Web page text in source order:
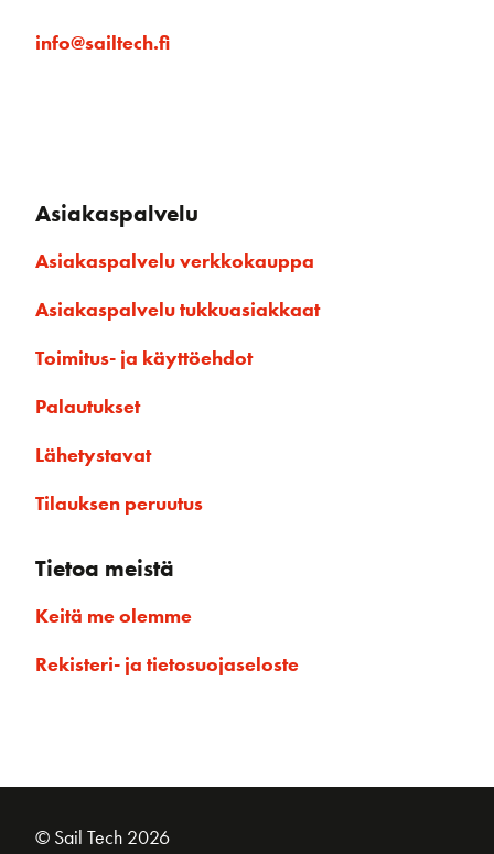
info@sailtech.fi
Asiakaspalvelu
Asiakaspalvelu verkkokauppa
Asiakaspalvelu tukkuasiakkaat
Toimitus- ja käyttöehdot
Palautukset
Lähetystavat
Tilauksen peruutus
Tietoa meistä
Keitä me olemme
Rekisteri- ja tietosuojaseloste
© Sail Tech 2026